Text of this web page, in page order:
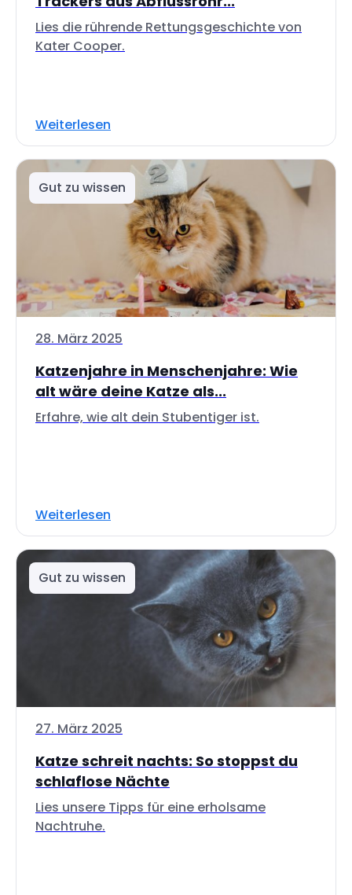
Lies die rührende Rettungsgeschichte von
Kater Cooper.
Weiterlesen
Gut zu wissen
28. März 2025
Katzenjahre in Menschenjahre: Wie
alt wäre deine Katze als...
Erfahre, wie alt dein Stubentiger ist.
Weiterlesen
Gut zu wissen
27. März 2025
Katze schreit nachts: So stoppst du
schlaflose Nächte
Lies unsere Tipps für eine erholsame
Nachtruhe.